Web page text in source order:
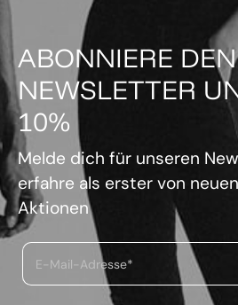
ABONNIERE DEN
NEWSLETTER
10%
Melde dich für unseren
erfahre als erster von
Aktionen
E-Mail-Adresse*